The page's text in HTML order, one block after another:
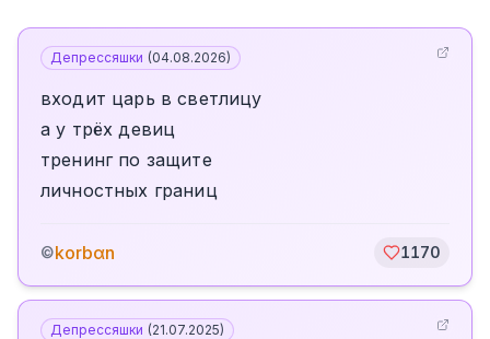
Депрессяшки (04.08.2026)
входит царь в светлицу
а у трёх девиц
тренинг по защите
личностных границ
©korbαn 1170
Депрессяшки (21.07.2025)